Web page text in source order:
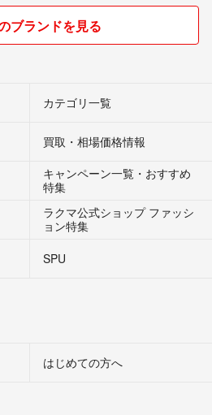
ブランドを見る
カテゴリ一覧
買取・相場価格情報
キャンペーン一覧・おすすめ
特集
ラクマ公式ショップ ファッシ
ョン特集
SPU
はじめての方へ